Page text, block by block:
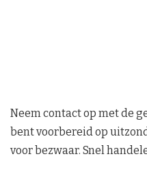
Neem contact op met de
bent voorbereid op
voor bezwaar. Snel